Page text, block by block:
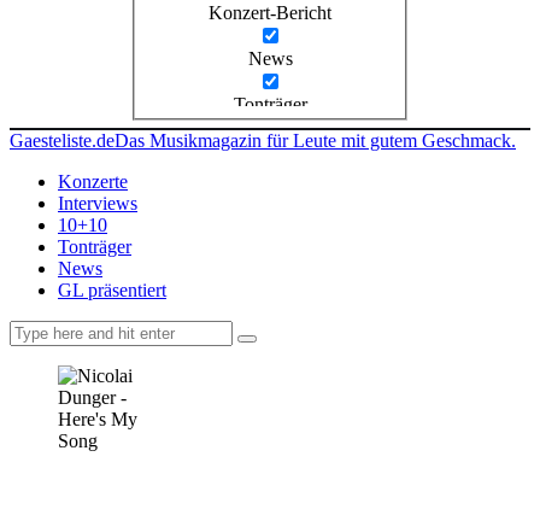
Konzert-Bericht
News
Tonträger
Gaesteliste.deDas Musikmagazin für Leute mit gutem Geschmack.
Konzerte
Interviews
10+10
Tonträger
News
GL präsentiert